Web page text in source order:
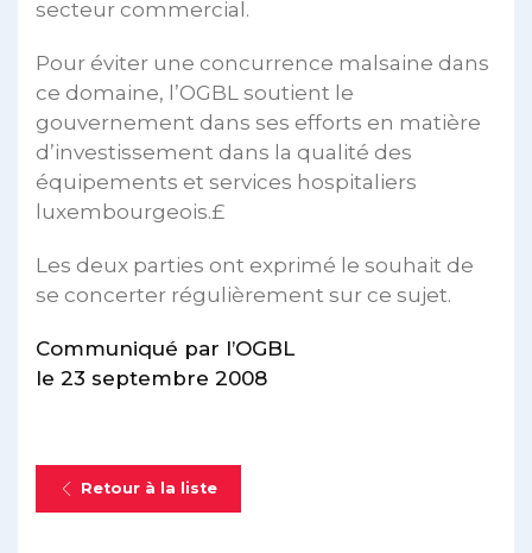
secteur commercial.
Pour éviter une concurrence malsaine dans
ce domaine, l’OGBL soutient le
gouvernement dans ses efforts en matière
d’investissement dans la qualité des
équipements et services hospitaliers
luxembourgeois.£
Les deux parties ont exprimé le souhait de
se concerter régulièrement sur ce sujet.
Communiqué par l’OGBL
le 23 septembre 2008
Retour à la liste